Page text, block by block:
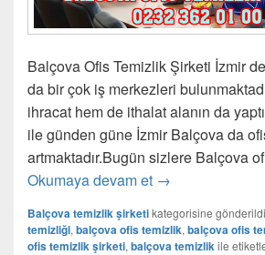
Balçova Ofis Temizlik Şirketi İzmir
da bir çok iş merkezleri
ihracat hem de ithalat alanın da
ile günden güne İzmir Balçova da
artmaktadır.Bugün sizlere Balçova
Okumaya devam et Balçova Ofis
→
Balçova temizlik şirketikategorisine gönderildi
temizliği, balçova ofis temizlik, balçova ofis
ofis temizlik şirketi, balçova temizlikile